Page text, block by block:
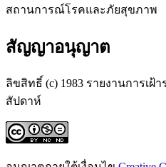
สถานการณ์โรคและภัยสุขภาพ
สัญญาอนุญาต
ลิขสิทธิ์ (c) 1983 รายงานการเฝ้
สัปดาห์